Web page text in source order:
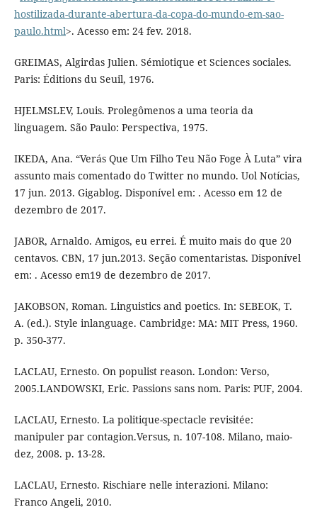
hostilizada-durante-abertura-da-copa-do-mundo-em-sao-
paulo.html>. Acesso em: 24 fev. 2018.
GREIMAS, Algirdas Julien. Sémiotique et Sciences sociales.
Paris: Éditions du Seuil, 1976.
HJELMSLEV, Louis. Prolegômenos a uma teoria da
linguagem. São Paulo: Perspectiva, 1975.
IKEDA, Ana. “Verás Que Um Filho Teu Não Foge À Luta” vira
assunto mais comentado do Twitter no mundo. Uol Notícias,
17 jun. 2013. Gigablog. Disponível em: . Acesso em 12 de
dezembro de 2017.
JABOR, Arnaldo. Amigos, eu errei. É muito mais do que 20
centavos. CBN, 17 jun.2013. Seção comentaristas. Disponível
em: . Acesso em19 de dezembro de 2017.
JAKOBSON, Roman. Linguistics and poetics. In: SEBEOK, T.
A. (ed.). Style inlanguage. Cambridge: MA: MIT Press, 1960.
p. 350-377.
LACLAU, Ernesto. On populist reason. London: Verso,
2005.LANDOWSKI, Eric. Passions sans nom. Paris: PUF, 2004.
LACLAU, Ernesto. La politique-spectacle revisitée:
manipuler par contagion.Versus, n. 107-108. Milano, maio-
dez, 2008. p. 13-28.
LACLAU, Ernesto. Rischiare nelle interazioni. Milano:
Franco Angeli, 2010.